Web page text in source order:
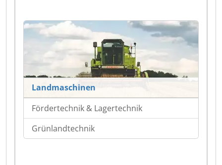
Landmaschinen
Fördertechnik & Lagertechnik
Grünlandtechnik